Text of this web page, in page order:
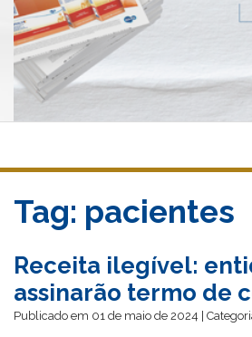
Tag: pacientes
Receita ilegível:
assinarão termo de
Publicado em 01 de maio de 2024 |